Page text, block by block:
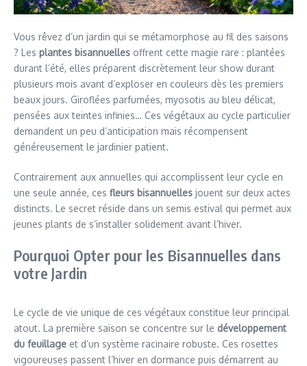
Vous rêvez d’un jardin qui se métamorphose au fil des saisons
? Les plantes bisannuelles offrent cette magie rare : plantées
durant l’été, elles préparent discrètement leur show durant
plusieurs mois avant d’exploser en couleurs dès les premiers
beaux jours. Giroflées parfumées, myosotis au bleu délicat,
pensées aux teintes infinies… Ces végétaux au cycle particulier
demandent un peu d’anticipation mais récompensent
généreusement le jardinier patient.
Contrairement aux annuelles qui accomplissent leur cycle en
une seule année, ces fleurs bisannuelles jouent sur deux actes
distincts. Le secret réside dans un semis estival qui permet aux
jeunes plants de s’installer solidement avant l’hiver.
Pourquoi Opter pour les Bisannuelles dans
votre Jardin
Le cycle de vie unique de ces végétaux constitue leur principal
atout. La première saison se concentre sur le développement
du feuillage et d’un système racinaire robuste. Ces rosettes
vigoureuses passent l’hiver en dormance puis démarrent au